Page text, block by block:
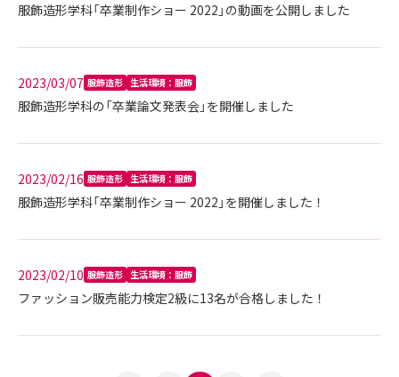
服飾造形学科「卒業制作ショー 2022」の動画を公開しました
2023/03/07 服飾造形 生活環境：服飾
服飾造形学科の「卒業論文発表会」を開催しました
2023/02/16 服飾造形 生活環境：服飾
服飾造形学科「卒業制作ショー 2022」を開催しました！
2023/02/10 服飾造形 生活環境：服飾
ファッション販売能力検定2級に13名が合格しました！